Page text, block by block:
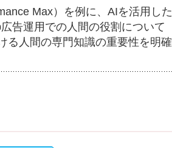
Max）を例に、AIを活用した
告運用での人間の役割について
る人間の専門知識の重要性を明確